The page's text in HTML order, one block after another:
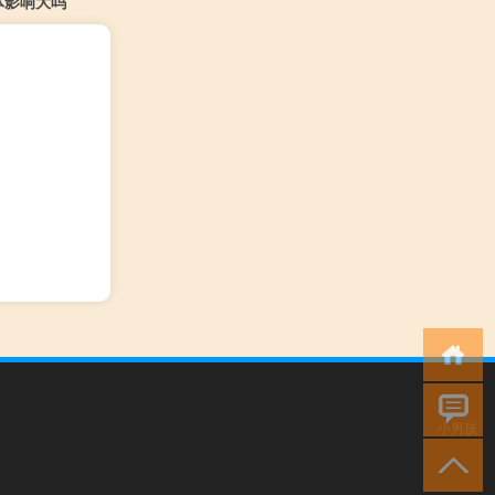
小男孩